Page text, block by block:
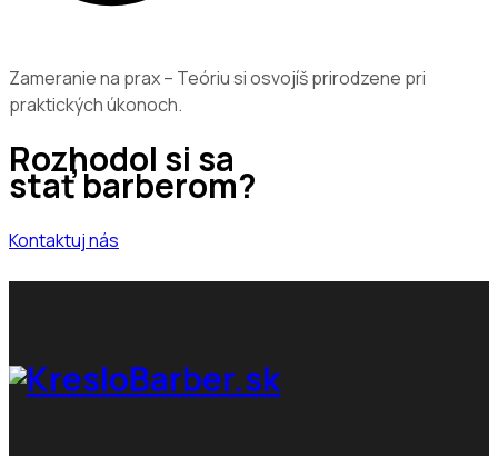
Zameranie na prax – Teóriu si osvojíš prirodzene pri
praktických úkonoch.
Rozhodol si sa
stať barberom?
Kontaktuj nás